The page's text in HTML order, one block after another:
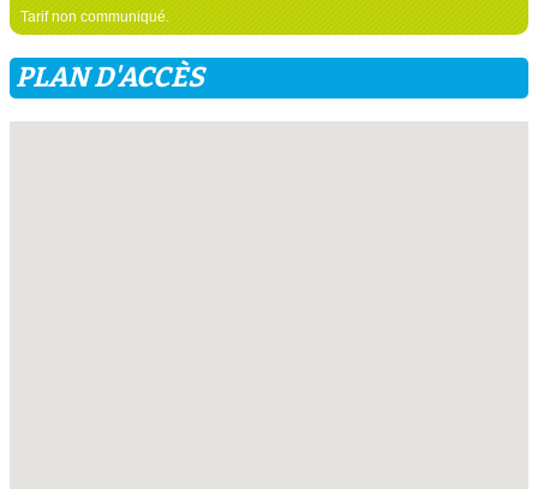
Tarif non communiqué.
PLAN D'ACCÈS